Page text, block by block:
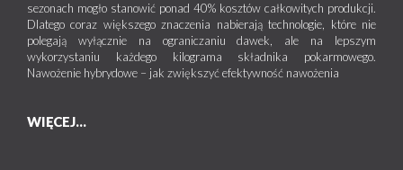
sezonach mogło stanowić ponad 40% kosztów całkowitych produkcji.
Dlatego coraz większego znaczenia nabierają technologie, które nie
polegają wyłącznie na ograniczaniu dawek, ale na lepszym
wykorzystaniu każdego kilograma składnika pokarmowego.
Nawożenie hybrydowe – jak zwiększyć efektywność nawożenia
WIĘCEJ...